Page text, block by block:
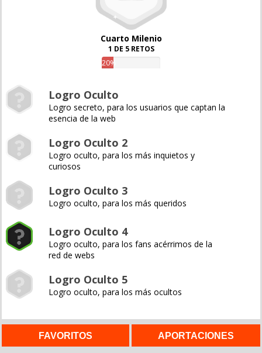
Cuarto Milenio
1 DE 5 RETOS
20%
Logro Oculto
Logro secreto, para los usuarios que captan la
esencia de la web
Logro Oculto 2
Logro oculto, para los más inquietos y
curiosos
Logro Oculto 3
Logro oculto, para los más queridos
Logro Oculto 4
Logro oculto, para los fans acérrimos de la
red de webs
Logro Oculto 5
Logro oculto, para los más ocultos
FAVORITOS APORTACIONES